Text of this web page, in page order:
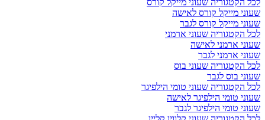
לכל הקטגוריה שעוני מייקל קורס
שעוני מייקל קורס לאישה
שעוני מייקל קורס לגבר
לכל הקטגוריה שעוני ארמני
שעוני ארמני לאישה
שעוני ארמני לגבר
לכל הקטגוריה שעוני בוס
שעוני בוס לגבר
לכל הקטגוריה שעוני טומי הילפיגר
שעוני טומי הילפיגר לאישה
שעוני טומי הילפיגר לגבר